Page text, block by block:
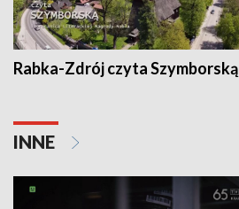
Rabka-Zdrój czyta Szymborską
INNE